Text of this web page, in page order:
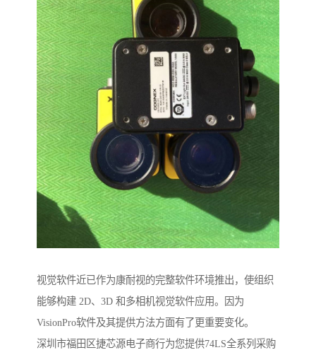
视觉软件近已作为康耐视的完整软件环境推出，使组织
能够构建 2D、3D 和多相机视觉软件应用。因为
VisionPro软件及其提供方法方面有了更重要变化。
深圳市福田区捷芯源电子商行为您提供74LS全系列采购